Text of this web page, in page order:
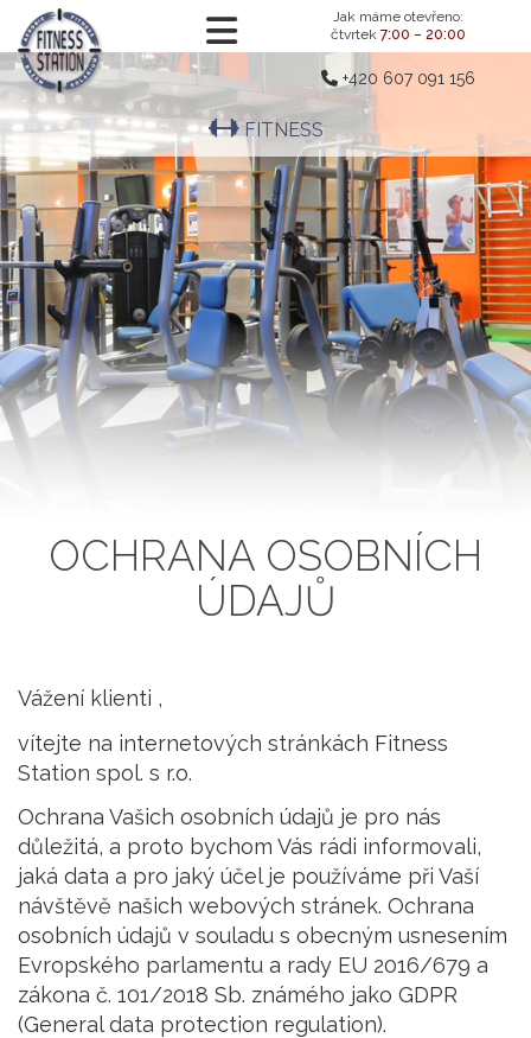
Jak máme otevřeno:
čtvrtek 7:00 – 20:00
+420 607 091 156
FITNESS
OCHRANA OSOBNÍCH
ÚDAJŮ
Vážení klienti ,
vítejte na internetových stránkách Fitness
Station spol. s r.o.
Ochrana Vašich osobních údajů je pro nás
důležitá, a proto bychom Vás rádi informovali,
jaká data a pro jaký účel je používáme při Vaší
návštěvě našich webových stránek. Ochrana
osobních údajů v souladu s obecným usnesením
Evropského parlamentu a rady EU 2016/679 a
zákona č. 101/2018 Sb. známého jako GDPR
(General data protection regulation).